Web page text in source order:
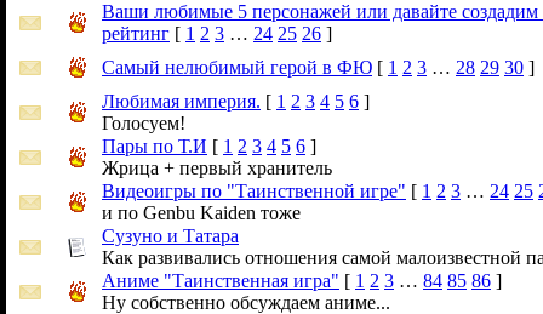
Ваши любимые 5 персонажей или давайте создадим
рейтинг [ 1 2 3 … 24 25 26 ]
Самый нелюбимый герой в ФЮ [ 1 2 3 … 28 29 30 ]
Любимая империя. [ 1 2 3 4 5 6 ]
Голосуем!
Пары по Т.И [ 1 2 3 4 5 6 ]
Жрица + первый хранитель
Видеоигры по "Таинственной игре" [ 1 2 3 … 24 25
и по Genbu Kaiden тоже
Сузуно и Татара
Как развивались отношения самой малоизвестной
Аниме "Таинственная игра" [ 1 2 3 … 84 85 86 ]
Ну собственно обсуждаем аниме...